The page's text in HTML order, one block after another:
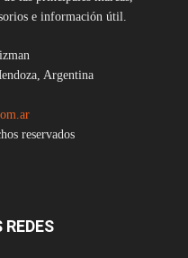
e información útil.
Argentina
reservados